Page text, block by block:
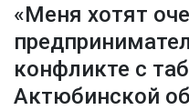
«Меня хотят
конфликте с
Актюбинской